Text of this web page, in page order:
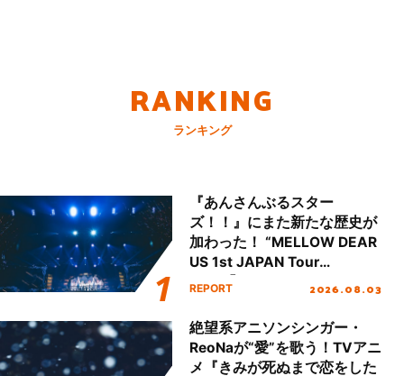
RANKING
ランキング
『あんさんぶるスター
ズ！！』にまた新たな歴史が
加わった！ “MELLOW DEAR
US 1st JAPAN Tour
Final「NICE to meet YOU
ート!!
REPORT 2026.08.03
絶望系アニソンシンガー・
ReoNaが“愛”を歌う！TVアニ
メ『きみが死ぬまで恋をした